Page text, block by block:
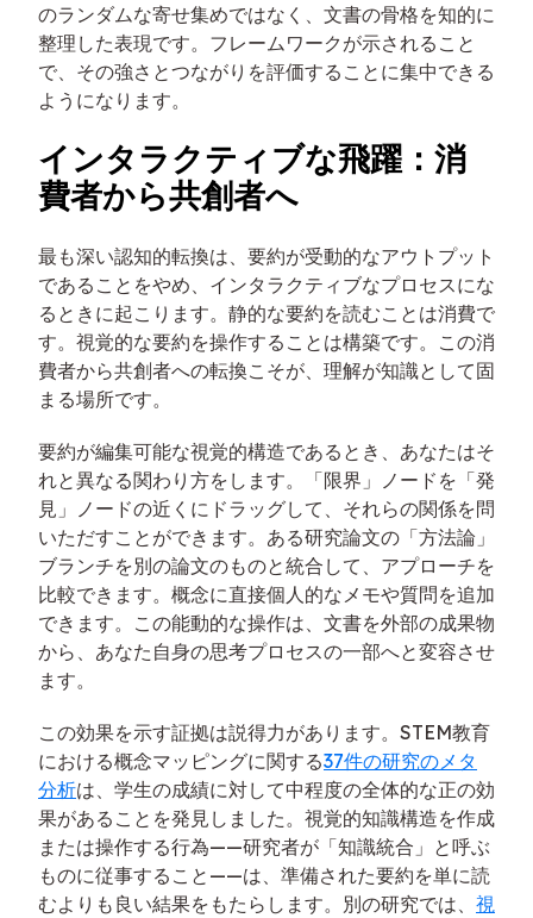
のランダムな寄せ集めではなく、文書の骨格を知的に
整理した表現です。フレームワークが示されること
で、その強さとつながりを評価することに集中できる
ようになります。
インタラクティブな飛躍：消
費者から共創者へ
最も深い認知的転換は、要約が受動的なアウトプット
であることをやめ、インタラクティブなプロセスにな
るときに起こります。静的な要約を読むことは消費で
す。視覚的な要約を操作することは構築です。この消
費者から共創者への転換こそが、理解が知識として固
まる場所です。
要約が編集可能な視覚的構造であるとき、あなたはそ
れと異なる関わり方をします。「限界」ノードを「発
見」ノードの近くにドラッグして、それらの関係を問
いただすことができます。ある研究論文の「方法論」
ブランチを別の論文のものと統合して、アプローチを
比較できます。概念に直接個人的なメモや質問を追加
できます。この能動的な操作は、文書を外部の成果物
から、あなた自身の思考プロセスの一部へと変容させ
ます。
この効果を示す証拠は説得力があります。STEM教育
における概念マッピングに関する37件の研究のメタ
分析は、学生の成績に対して中程度の全体的な正の効
果があることを発見しました。視覚的知識構造を作成
または操作する行為——研究者が「知識統合」と呼ぶ
ものに従事すること——は、準備された要約を単に読
むよりも良い結果をもたらします。別の研究では、 視